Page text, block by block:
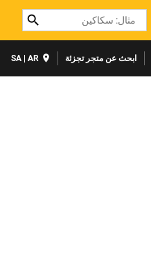
Search
ابحث عن متجر تجزئة SA | AR